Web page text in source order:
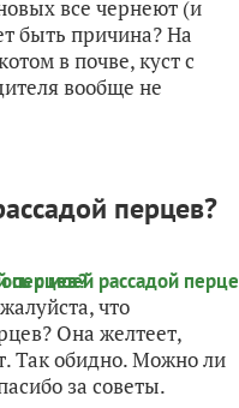
все чернеют (и
быть причина? На
в почве, куст с
вообще не
перцев?
что
Она желтеет,
Так обидно. Можно ли
за советы.